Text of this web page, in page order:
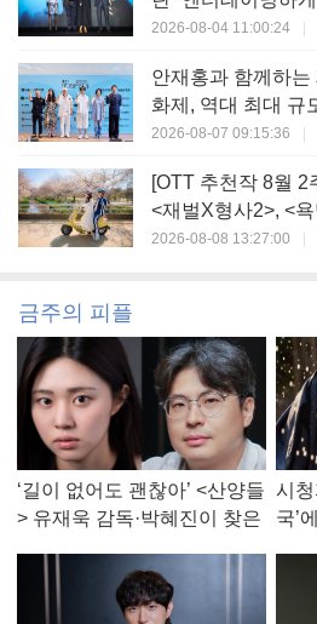
2026-08-04 11:00:24 |
안재홍과 함께하
화제, 역대 최대 규
2026-08-07 09:15:36 |
[OTT 추천작 8월 2
<재벌X형사2>, <
2026-08-08 13:27:00 |
금주의 피플
‘길이 없어도 괜찮아’ <산양들
> 유재욱 감독·박혜진이 찾은
시청
국’